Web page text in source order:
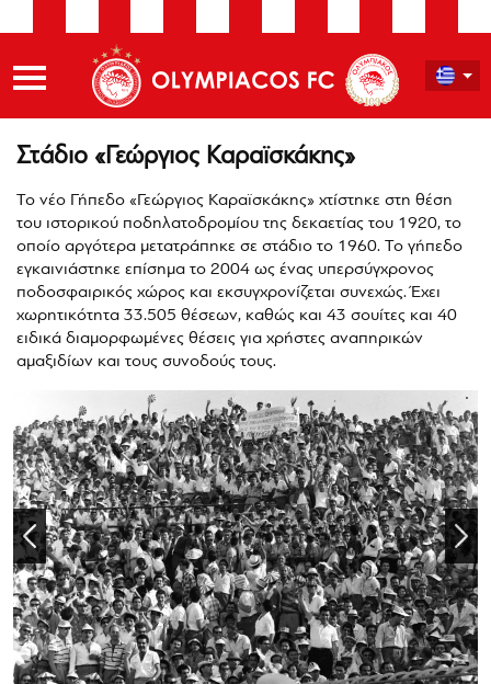
Στάδιο «Γεώργιος Καραϊσκάκης»
Το νέο Γήπεδο «Γεώργιος Καραϊσκάκης» χτίστηκε στη θέση
του ιστορικού ποδηλατοδρομίου της δεκαετίας του 1920, το
οποίο αργότερα μετατράπηκε σε στάδιο το 1960. Το γήπεδο
εγκαινιάστηκε επίσημα το 2004 ως ένας υπερσύγχρονος
ποδοσφαιρικός χώρος και εκσυγχρονίζεται συνεχώς. Έχει
χωρητικότητα 33.505 θέσεων, καθώς και 43 σουίτες και 40
ειδικά διαμορφωμένες θέσεις για χρήστες αναπηρικών
αμαξιδίων και τους συνοδούς τους.